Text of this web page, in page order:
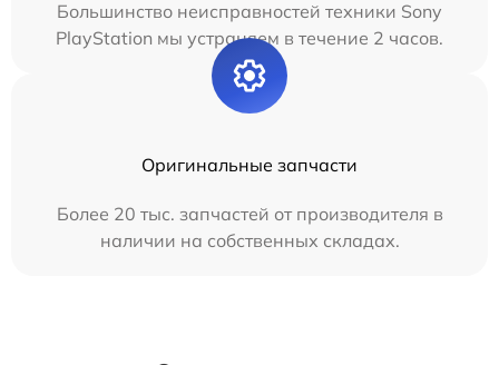
Большинство неисправностей техники Sony
PlayStation мы устраняем в течение 2 часов.
Оригинальные запчасти
Более 20 тыс. запчастей от производителя в
наличии на собственных складах.